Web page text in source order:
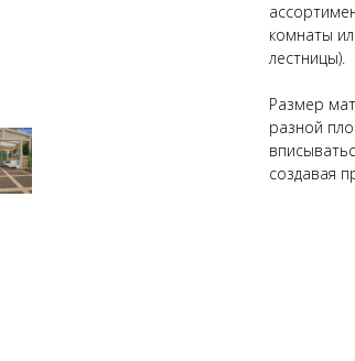
комнаты
лестницы).
Размер
разной
создавая